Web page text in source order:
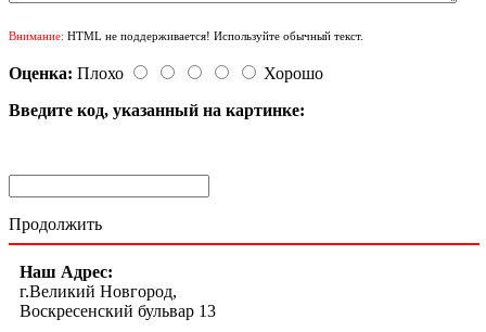
Внимание: HTML не поддерживается! Используйте обычный текст.
Оценка: Плохо
Хорошо
Введите код, указанный на картинке:
Продолжить
Наш Адрес:
г.Великий Новгород,
Воскресенский бульвар 13